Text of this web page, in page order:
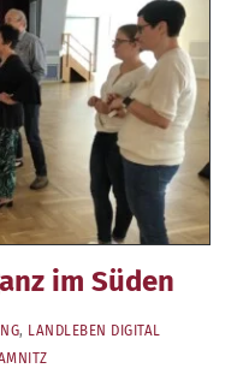
im Süden
, LANDLEBEN DIGITAL